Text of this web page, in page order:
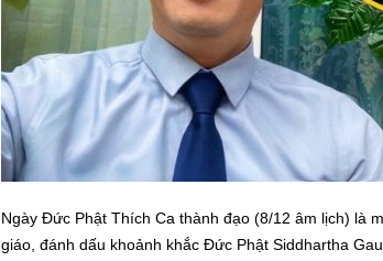
Ngày Đức Phật Thích Ca thành đạo (8/12 âm lịch) là
giáo, đánh dấu khoảnh khắc Đức Phật Siddhartha